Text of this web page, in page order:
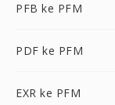
PFB ke PFM
PDF ke PFM
EXR ke PFM